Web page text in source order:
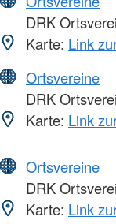
DRK
Karte: Link
Ortsvereine
DRK
Karte: Link
Ortsvereine
DRK
Karte: Link